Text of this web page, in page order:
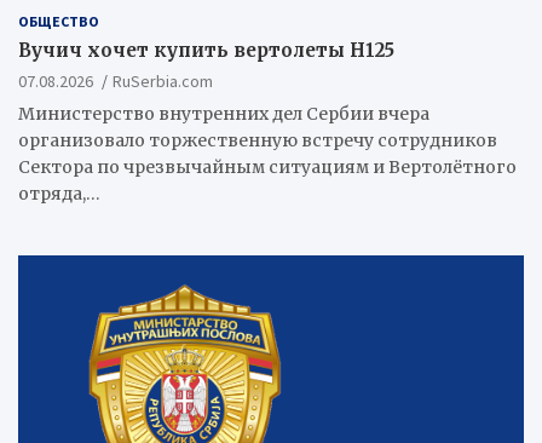
ОБЩЕСТВО
Вучич хочет купить вертолеты Н125
07.08.2026
RuSerbia.com
Министерство внутренних дел Сербии вчера
организовало торжественную встречу сотрудников
Сектора по чрезвычайным ситуациям и Вертолётного
отряда,…